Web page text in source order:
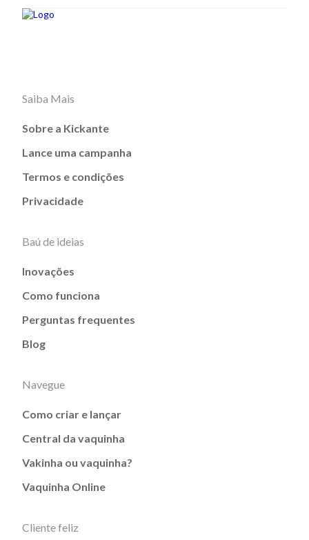
Saiba Mais
Sobre a Kickante
Lance uma campanha
Termos e condições
Privacidade
Baú de ideias
Inovações
Como funciona
Perguntas frequentes
Blog
Navegue
Como criar e lançar
Central da vaquinha
Vakinha ou vaquinha?
Vaquinha Online
Cliente feliz